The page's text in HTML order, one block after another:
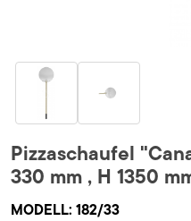
Pizzaschaufel
330 mm , H 1350
MODELL: 182/33